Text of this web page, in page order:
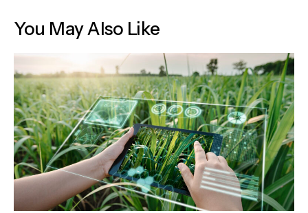
You May Also Like